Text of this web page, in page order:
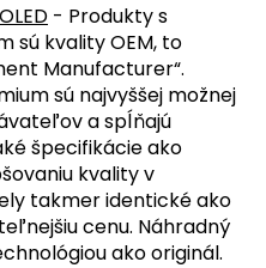
- Produkty s
sú kvality OEM, to
Manufacturer“.
sú najvyššej možnej
a spĺňajú
špecifikácie ako
kvality v
takmer identické ako
cenu. Náhradný
ako originál.